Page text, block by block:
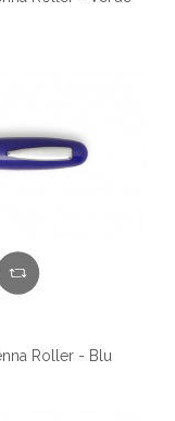
Roller - Blu